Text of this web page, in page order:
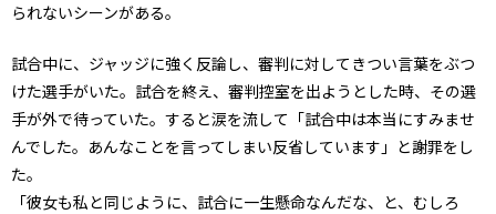
られないシーンがある。
試合中に、ジャッジに強く反論し、審判に対してきつい言葉をぶつ
けた選手がいた。試合を終え、審判控室を出ようとした時、その選
手が外で待っていた。すると涙を流して「試合中は本当にすみませ
んでした。あんなことを言ってしまい反省しています」と謝罪をし
た。
「彼女も私と同じように、試合に一生懸命なんだな、と、むしろ